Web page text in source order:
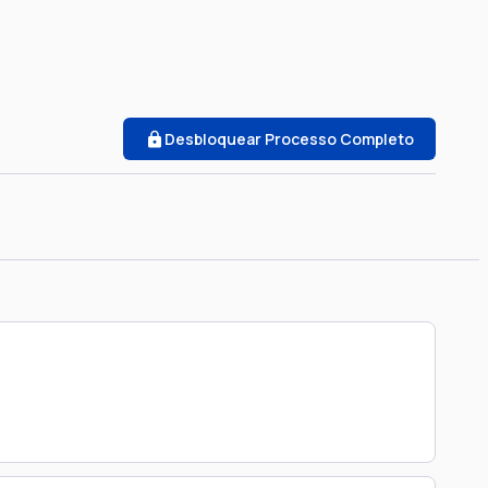
Desbloquear Processo Completo